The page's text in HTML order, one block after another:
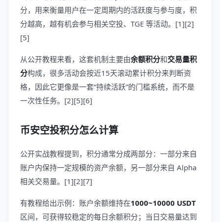
分，用来衡量用户在一定周期内的活跃度与参与度，积
分越高，越有机会参与相关空投、TGE 等活动。[1][2]
[5]
从公开教程来看，这套机制主要由余额积分和交易量积
分构成，很多活动会按近15天滚动累计积分来判断资
格，因此它更像是一套“持续活跃”的门槛系统，而不是
一次性任务。[2][5][6]
币安空投积分怎么计算
公开实战教程提到，积分通常分成两部分：一部分来自
账户内保持一定规模的资产余额，另一部分来自 Alpha
相关交易量。[1][2][7]
有教程给出示例：账户余额维持在1000~10000 USDT
区间，可获得较稳定的每日余额积分；当日交易量达到